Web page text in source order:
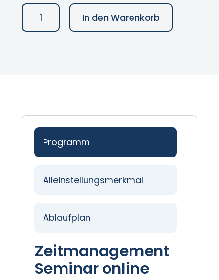
war:
490,00 €
ist:
290,00 €.
Online
ZeitmanagementIn den Warenkorb
Programm
Alleinstellungsmerkmal
Ablaufplan
Zeitmanagement
Seminar online